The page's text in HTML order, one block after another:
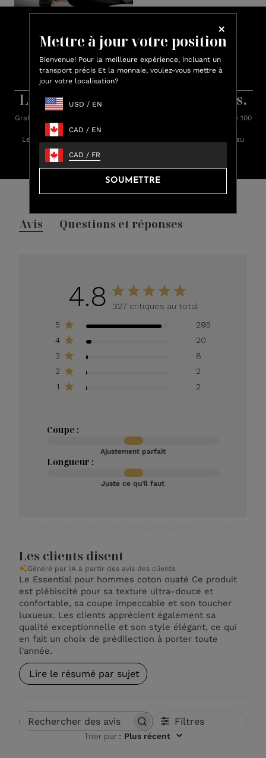
Mettre à jour votre position
Bienvenue! Pour la meilleure expérience, incluant un
transport précis Et la monnaie, voulez-vous mettre à
jour votre localisation?
USD / EN
CAD / EN
CAD / FR
SOUMETTRE
Faites vos achats et gagnez des
crédits Lux
Gagnez jusqu'à 15 % de crédit Lux sur chaque achat.
Apprenez-en plus sur les récompenses.
Livraison rapide. Retours faciles.
Gratuit standard livraison sur toutes les commandes de plus de 100
Les commandes sont expédiées dans les 24 heures (du lundi au
Avis des clients
Avis Questions et réponses
4.8
327 critiques au total
5
295
4
20
3
8
2
2
1
2
Coupe :
Ajustement parfait
Longueur :
Juste ce qu’il faut
Les clients disent
Généré par IA à partir des avis des clients.
Le Essential pour hommes coton ouaté Ce produit
est plébiscité pour sa texture ultra-douce et
confortable, sa coupe impeccable et son toucher
luxueux. Les clients apprécient également sa
qualité exceptionnelle et son style élégant, ce qui
en fait un choix de prédilection à porter toute
l'année.
Lire le résumé par sujet
Rechercher des avis Filtres
Trier par : Plus récent